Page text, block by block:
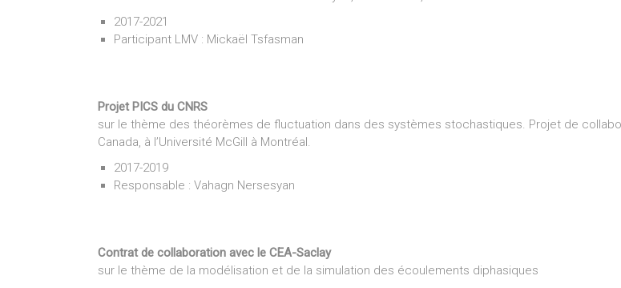
2017-2021
Participant LMV : Mickaël Tsfasman
Projet PICS du CNRS
sur le thème des théorèmes de fluctuation dans des systèmes stochastiques. Projet de
Canada, à l’Université McGill à Montréal.
2017-2019
Responsable : Vahagn Nersesyan
Contrat de collaboration avec le CEA-Saclay
sur le thème de la modélisation et de la simulation des écoulements diphasiques